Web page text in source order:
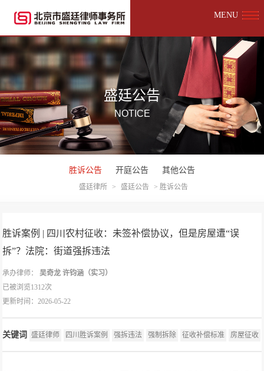
MENU
盛廷公告
NOTICE
胜诉公告 开庭公告 其他公告
盛廷律所 > 盛廷公告 > 胜诉公告
胜诉案例 | 四川农村征收：未签补偿协议，但是房屋遭“误
拆”？法院：街道强拆违法
承办律师： 吴奇龙 许钧涵（实习）
已被浏览1312次
更新时间：2026-05-22
关键词 盛廷律师 四川胜诉案例 强拆违法 强制拆除 征收补偿标准 房屋征收